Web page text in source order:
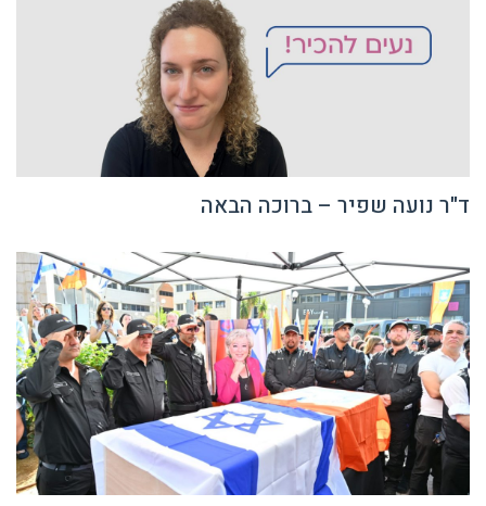
ד"ר נועה שפיר – ברוכה הבאה